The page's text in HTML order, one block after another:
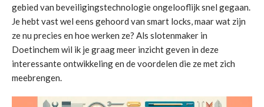
gebied van beveiligingstechnologie ongelooflijk snel gegaan.
Je hebt vast wel eens gehoord van smart locks, maar wat zijn
ze nu precies en hoe werken ze? Als slotenmaker in
Doetinchem wil ik je graag meer inzicht geven in deze
interessante ontwikkeling en de voordelen die ze met zich
meebrengen.